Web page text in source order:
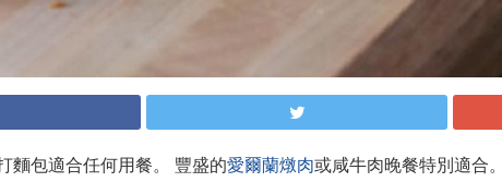
麵包適合任何用餐。 豐盛的愛爾蘭燉肉或咸牛肉晚餐特別適合